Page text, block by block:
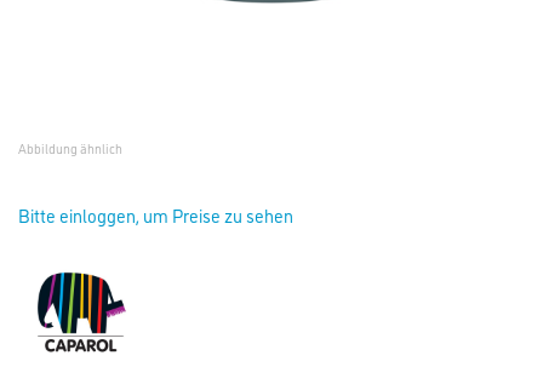
Abbildung ähnlich
Bitte einloggen, um Preise zu sehen